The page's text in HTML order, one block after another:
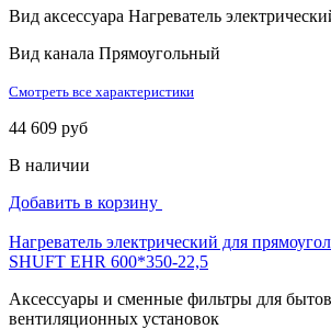
Вид аксессуара Нагреватель
Вид канала Прямоугольный
Смотреть все характеристики
44 609 руб
В наличии
Добавить в корзину
Нагреватель электрический для
SHUFT EHR 600*350-22,5
Аксессуары и сменные фильтры для
вентиляционных установок